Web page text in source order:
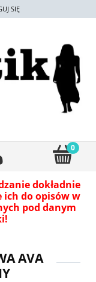
SIĘ
dokładnie
do opisów w
pod danym
AVA